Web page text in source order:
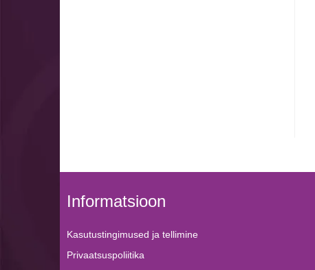
Informatsioon
Kasutustingimused ja tellimine
Privaatsuspoliitika